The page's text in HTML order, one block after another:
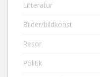
Litteratur
Bilder/bildkonst
Resor
Politik